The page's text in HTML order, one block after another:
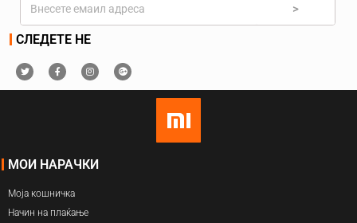
>
СЛЕДЕТЕ НЕ
МОИ НАРАЧКИ
Моја кошничка
Начин на плаќање